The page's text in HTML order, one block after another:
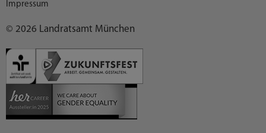
© 2026 Landratsamt München
Impressum